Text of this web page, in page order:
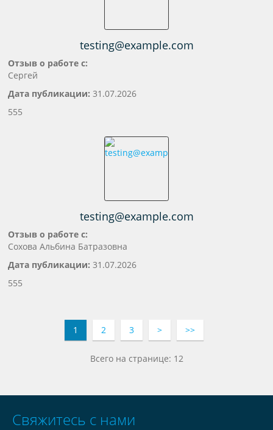
testing@example.com
Отзыв о работе с:
Сергей
Дата публикации: 31.07.2026
555
testing@example.com
Отзыв о работе с:
Сохова Альбина Батразовна
Дата публикации: 31.07.2026
555
1 2 3 > >>
Всего на странице: 12
Свяжитесь с нами